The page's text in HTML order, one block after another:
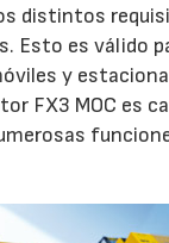
distintos
Esto es válido
y
FX3 MOC es